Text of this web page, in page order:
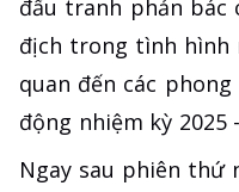
đấu tranh phản bác
địch trong tình hình
quan đến các
động nhiệm kỳ 2025
Ngay sau phiên thứ